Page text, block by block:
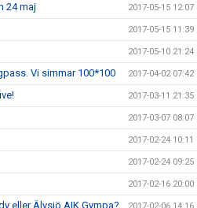
24 maj 2017-05-15 12:07
2017-05-15 11:39
2017-05-10 21:24
Vi simmar 100*100 2017-04-02 07:42
2017-03-11 21:35
2017-03-07 08:07
2017-02-24 10:11
2017-02-24 09:25
2017-02-16 20:00
eller Älvsjö AIK Gympa?